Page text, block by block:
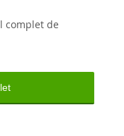
complet de